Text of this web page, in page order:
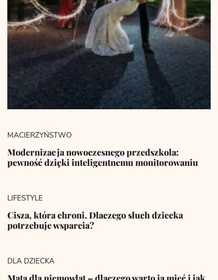
MACIERZYŃSTWO
Modernizacja nowoczesnego przedszkola:
pewność dzięki inteligentnemu monitorowaniu
LIFESTYLE
Cisza, która chroni. Dlaczego słuch dziecka
potrzebuje wsparcia?
DLA DZIECKA